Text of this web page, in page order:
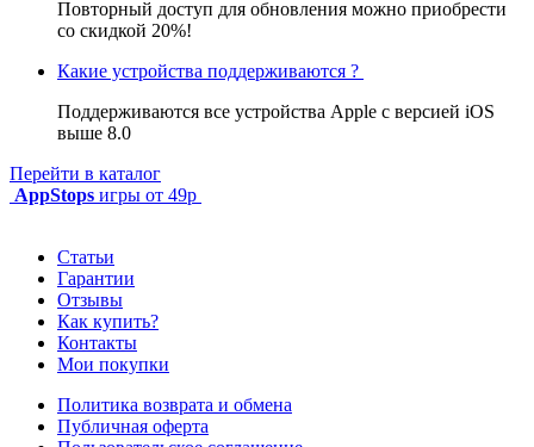
Повторный доступ для обновления можно приобрести
со скидкой 20%!
Какие устройства поддерживаются ?
Поддерживаются все устройства Apple с версией iOS
выше 8.0
Перейти в каталог
AppStops игры от 49р
Статьи
Гарантии
Отзывы
Как купить?
Контакты
Мои покупки
Политика возврата и обмена
Публичная оферта